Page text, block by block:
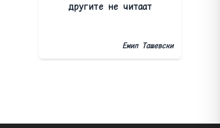
другите не читаат
Емил Ташевски